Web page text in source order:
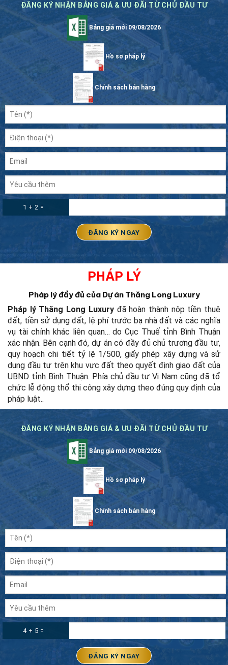
ĐĂNG KÝ NHẬN BẢNG GIÁ & ƯU ĐÃI TỪ CHỦ ĐẦU TƯ
Bảng giá mới 09/08/2026
Hồ sơ pháp lý
Chính sách bán hàng
1 + 2 =
PHÁP LÝ
Pháp lý đầy đủ của Dự án Thăng Long Luxury
Pháp lý Thăng Long Luxuryđã hoàn thành nộp tiền thuê
đất, tiền sử dụng đất, lệ phí trước bạ nhà đất và các nghĩa
vụ tài chính khác liên quan… do Cục Thuế tỉnh Bình Thuận
xác nhận. Bên cạnh đó, dự án có đầy đủ chủ trương đầu tư,
quy hoạch chi tiết tỷ lệ 1/500, giấy phép xây dựng và sử
dụng đầu tư trên khu vực đất theo quyết định giao đất của
UBND tỉnh Bình Thuận. Phía chủ đầu tư Vi Nam cũng đã tổ
chức lễ động thổ thi công xây dựng theo đúng quy định của
pháp luật..
ĐĂNG KÝ NHẬN BẢNG GIÁ & ƯU ĐÃI TỪ CHỦ ĐẦU TƯ
Bảng giá mới 09/08/2026
Hồ sơ pháp lý
Chính sách bán hàng
4 + 5 =